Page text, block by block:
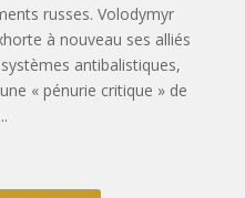
russes. Volodymyr
à nouveau ses alliés
antibalistiques,
« pénurie critique » de